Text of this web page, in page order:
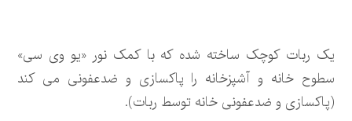
یک ربات کوچک ساخته شده که با کمک نور «یو وی سی»
سطوح خانه و آشپزخانه را پاکسازی و ضدعفونی می کند
(پاکسازی و ضدعفونی خانه توسط ربات).